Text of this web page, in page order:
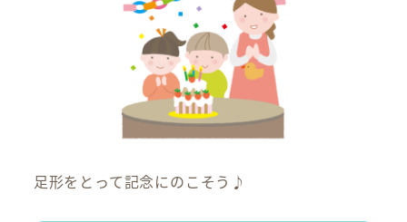
足形をとって記念にのこそう♪